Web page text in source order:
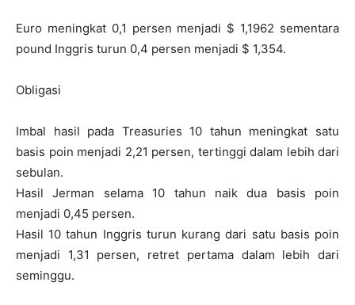
Euro meningkat 0,1 persen menjadi $ 1,1962 sementara
pound Inggris turun 0,4 persen menjadi $ 1,354.
Obligasi
Imbal hasil pada Treasuries 10 tahun meningkat satu
basis poin menjadi 2,21 persen, tertinggi dalam lebih dari
sebulan.
Hasil Jerman selama 10 tahun naik dua basis poin
menjadi 0,45 persen.
Hasil 10 tahun Inggris turun kurang dari satu basis poin
menjadi 1,31 persen, retret pertama dalam lebih dari
seminggu.